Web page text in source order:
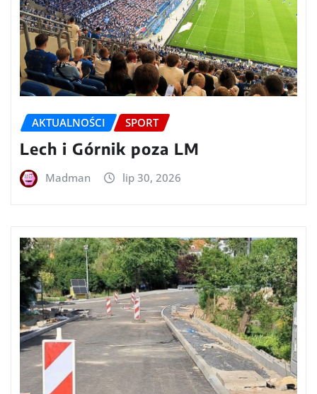
AKTUALNOŚCI SPORT
Lech i Górnik poza LM
Madman lip 30, 2026